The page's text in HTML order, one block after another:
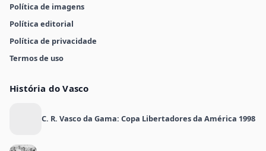
Política de imagens
Política editorial
Política de privacidade
Termos de uso
História do Vasco
C. R. Vasco da Gama: Copa Libertadores da América 1998